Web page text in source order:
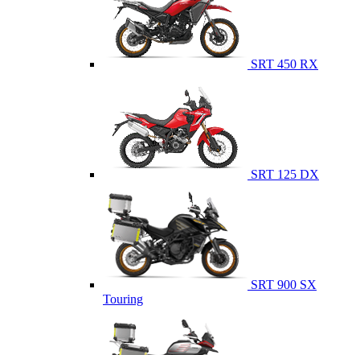
SRT 450 RX
SRT 125 DX
SRT 900 SX
Touring